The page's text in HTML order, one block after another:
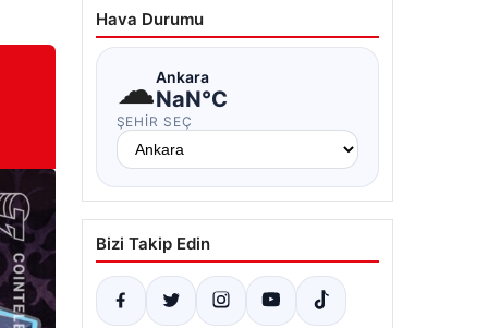
Hava Durumu
☁Ankara
NaN°C
ŞEHIR SEÇ
Bizi Takip Edin